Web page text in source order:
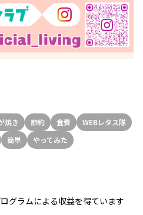
焼き 節約 食費
WEBレタス隊
簡単
やってみた
グラムによる収益を得ています